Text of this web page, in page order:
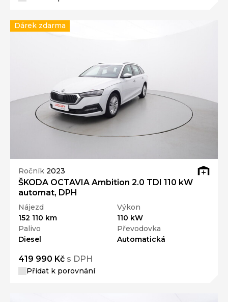
Ročník 2023
ŠKODA OCTAVIA Ambition 2.0 TDI 110 kW
automat, DPH
Nájezd
152 110 km
Výkon
110 kW
Palivo
Diesel
Převodovka
Automatická
419 990 Kč s DPH
Přidat k porovnání
Dárek zdarma